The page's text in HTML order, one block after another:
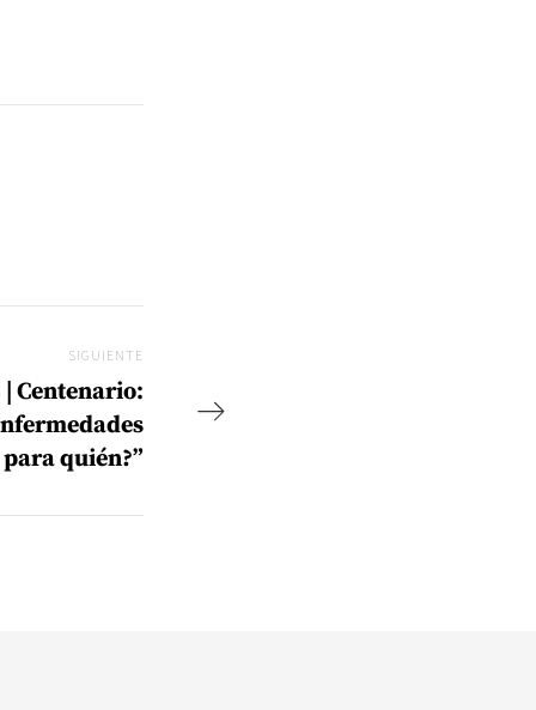
SIGUIENTE
Centenario:
quién?”